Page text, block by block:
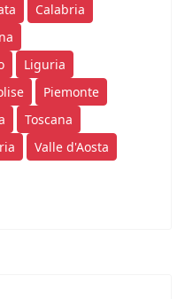
Calabria
Liguria
Piemonte
Toscana
Valle d'Aosta